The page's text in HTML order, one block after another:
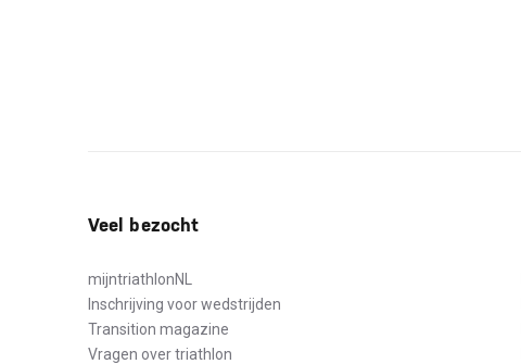
Veel bezocht
mijntriathlonNL
Inschrijving voor wedstrijden
Transition magazine
Vragen over triathlon